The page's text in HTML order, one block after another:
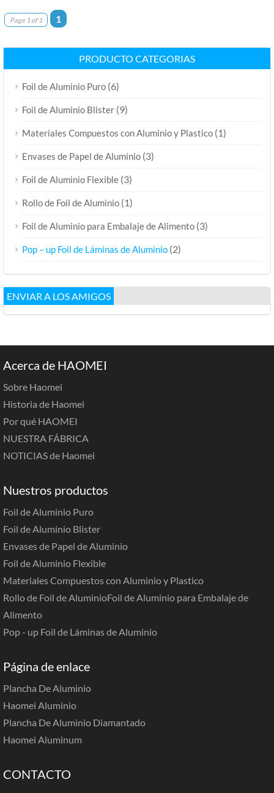
Page 1 of 1 1
PRODUCTO CATEGORIAS
Foil de Aluminio Puro (6)
Foil de Aluminio Blister (9)
Materiales Compuestos con Aluminio y Plastico (1)
Envases de Papel de Aluminio (3)
Foil de Aluminio Flexible (3)
Rollo de Foil de Aluminio (1)
Foil de Aluminio para Embalaje de Alimento (3)
Pop – up Foil de Láminas de Aluminio (2)
ENVIAR A LOS AMIGOS
Acerca de HAOMEI
Sobre Haomei
Historia de Haomei
Por qué HAOMEI
NUESTRA FÁBRICA
NOTICIAS de Haomei
Nuestros productos
Foil de Aluminio Puro
Foil de Aluminio Blister
Envases de Papel de Aluminio
Foil de Aluminio Flexible
Materiales Compuestos con Aluminio y Plastico
Rollo de Foil de AluminioFoil de Aluminio para Embalaje de
Alimento
Pop - up Foil de Láminas de Aluminio
Página de enlace
Plancha De Aluminio
Haomei Aluminio
Plancha De Aluminio Diamantado
Haomei Aluminum
CONTACTO